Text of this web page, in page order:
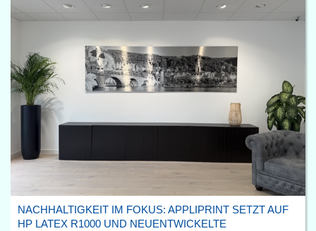
NACHHALTIGKEIT IM FOKUS: APPLIPRINT SETZT AUF
HP LATEX R1000 UND NEUENTWICKELTE